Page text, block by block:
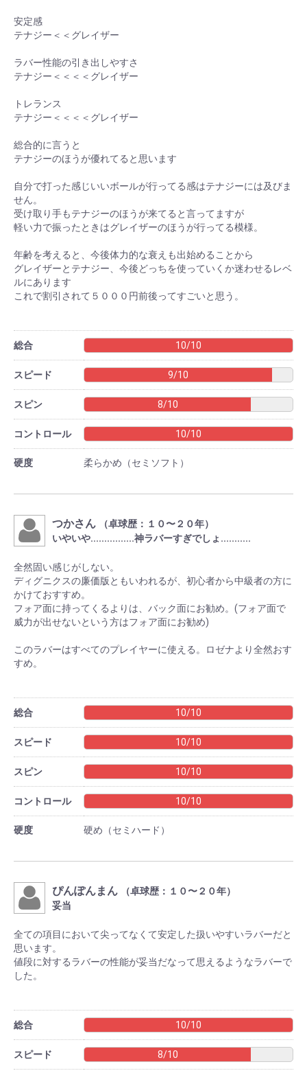
安定感
テナジー＜＜グレイザー
ラバー性能の引き出しやすさ
テナジー＜＜＜＜グレイザー
トレランス
テナジー＜＜＜＜グレイザー
総合的に言うと
テナジーのほうが優れてると思います
自分で打った感じいいボールが行ってる感はテナジーには及びま
せん。
受け取り手もテナジーのほうが来てると言ってますが
軽い力で振ったときはグレイザーのほうが行ってる模様。
年齢を考えると、今後体力的な衰えも出始めることから
グレイザーとテナジー、今後どっちを使っていくか迷わせるレベ
ルにあります
これで割引されて５０００円前後ってすごいと思う。
総合 10/10
スピード 9/10
スピン 8/10
コントロール 10/10
硬度 柔らかめ（セミソフト）
つかさん
（卓球歴：１０〜２０年）
いやいや................神ラバーすぎでしょ...........
全然固い感じがしない。
ディグニクスの廉価版ともいわれるが、初心者から中級者の方に
かけておすすめ。
フォア面に持ってくるよりは、バック面にお勧め。(フォア面で
威力が出せないという方はフォア面にお勧め)
このラバーはすべてのプレイヤーに使える。ロゼナより全然おす
すめ。
総合 10/10
スピード 10/10
スピン 10/10
コントロール 10/10
硬度 硬め（セミハード）
ぴんぽんまん
（卓球歴：１０〜２０年）
妥当
全ての項目において尖ってなくて安定した扱いやすいラバーだと
思います。
値段に対するラバーの性能が妥当だなって思えるようなラバーで
した。
総合 10/10
スピード 8/10